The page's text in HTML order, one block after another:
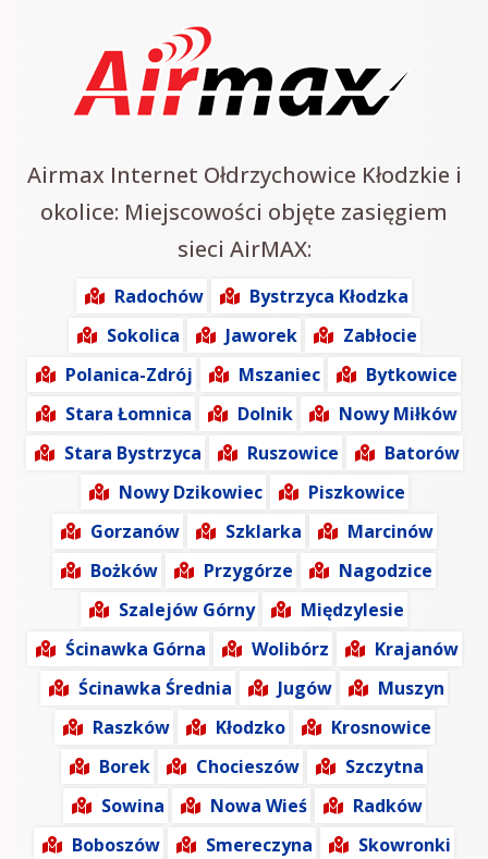
Airmax Internet Ołdrzychowice Kłodzkie i
okolice: Miejscowości objęte zasięgiem
sieci AirMAX:
Radochów
Bystrzyca Kłodzka
Sokolica
Jaworek
Zabłocie
Polanica-Zdrój
Mszaniec
Bytkowice
Stara Łomnica
Dolnik
Nowy Miłków
Stara Bystrzyca
Ruszowice
Batorów
Nowy Dzikowiec
Piszkowice
Gorzanów
Szklarka
Marcinów
Bożków
Przygórze
Nagodzice
Szalejów Górny
Międzylesie
Ścinawka Górna
Wolibórz
Krajanów
Ścinawka Średnia
Jugów
Muszyn
Raszków
Kłodzko
Krosnowice
Borek
Chocieszów
Szczytna
Sowina
Nowa Wieś
Radków
Boboszów
Smereczyna
Skowronki